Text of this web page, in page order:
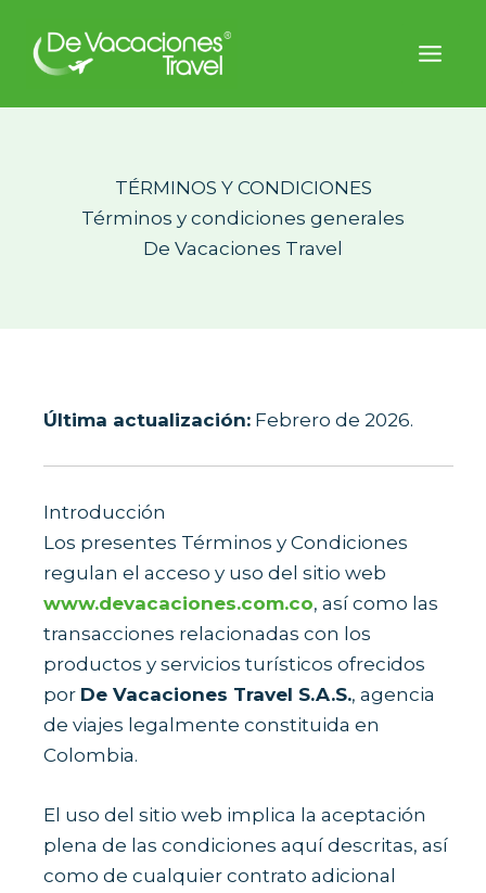
contenido
TÉRMINOS Y CONDICIONES
Términos y condiciones generales
De Vacaciones Travel
Última actualización: Febrero de 2026.
Introducción
Los presentes Términos y Condiciones
regulan el acceso y uso del sitio web
www.devacaciones.com.co, así como las
transacciones relacionadas con los
productos y servicios turísticos ofrecidos
por De Vacaciones Travel S.A.S., agencia
de viajes legalmente constituida en
Colombia.
El uso del sitio web implica la aceptación
plena de las condiciones aquí descritas, así
como de cualquier contrato adicional